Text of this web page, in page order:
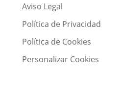
Aviso Legal
Política de Privacidad
Política de Cookies
Personalizar Cookies